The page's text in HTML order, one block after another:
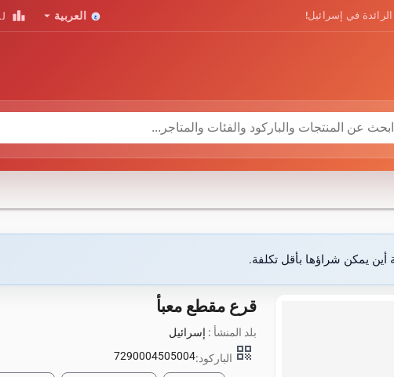
في إسرائيل! العربية arrow_drop_down
leaderboard
يمكن شراؤها بأقل تكلفة.
قرع مقطع معبأ
بلد المنشأ : إسرائيل
qr_code الباركود:7290004505004